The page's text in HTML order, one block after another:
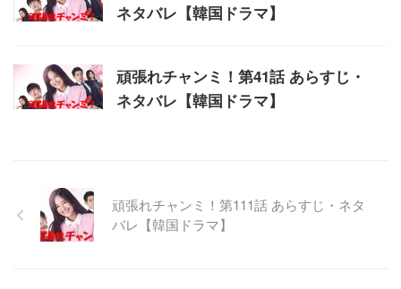
ネタバレ【韓国ドラマ】
頑張れチャンミ！第41話 あらすじ・
ネタバレ【韓国ドラマ】
頑張れチャンミ！第111話 あらすじ・ネタ
バレ【韓国ドラマ】